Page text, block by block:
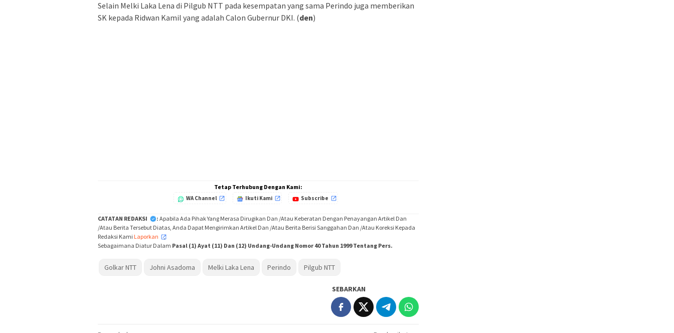
Selain Melki Laka Lena di Pilgub NTT pada kesempatan yang sama Perindo juga memberikan
SK kepada Ridwan Kamil yang adalah Calon Gubernur DKI. (den)
Tetap Terhubung Dengan Kami:
WA Channel Ikuti Kami Subscribe
CATATAN REDAKSI : Apabila Ada Pihak Yang Merasa Dirugikan Dan /Atau Keberatan Dengan Penayangan Artikel Dan
/Atau Berita Tersebut Diatas, Anda Dapat Mengirimkan Artikel Dan /Atau Berita Berisi Sanggahan Dan /Atau Koreksi Kepada
Redaksi Kami Laporkan
,
Sebagaimana Diatur Dalam Pasal (1) Ayat (11) Dan (12) Undang-Undang Nomor 40 Tahun 1999 Tentang Pers.
Golkar NTT Johni Asadoma Melki Laka Lena Perindo Pilgub NTT
SEBARKAN